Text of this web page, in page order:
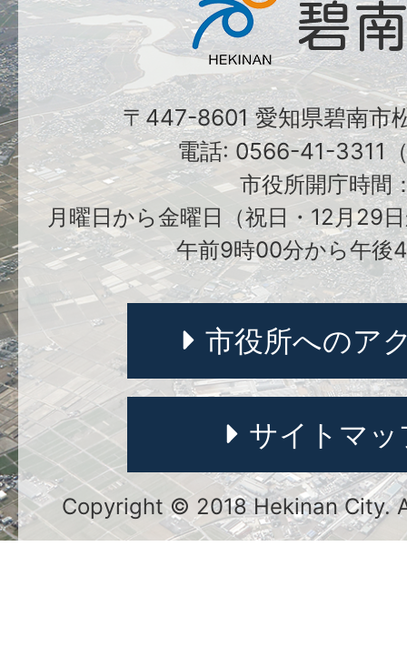
〒447-8601 愛知県碧南市
電話: 0566-41-3311
市役所開庁時間
月曜日から金曜日（祝日・12月29
午前9時00分から午後
市役所へのア
サイトマッ
Copyright © 2018 Hekinan City.